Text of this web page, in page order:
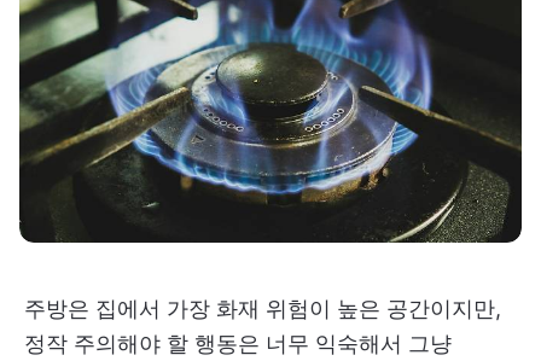
주방은 집에서 가장 화재 위험이 높은 공간이지만,
정작 주의해야 할 행동은 너무 익숙해서 그냥